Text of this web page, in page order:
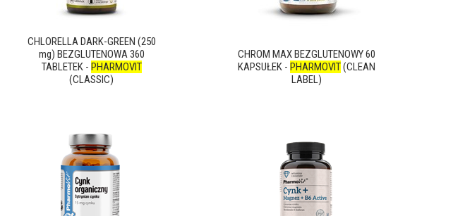
CHLORELLA DARK-GREEN (250
mg) BEZGLUTENOWA 360
TABLETEK - PHARMOVIT
(CLASSIC)
CHROM MAX BEZGLUTENOWY 60
KAPSUŁEK - PHARMOVIT(CLEAN
LABEL)